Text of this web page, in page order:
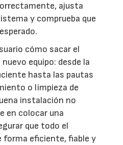
ajusta
y comprueba que
cómo sacar el
equipo: desde la
hasta las pautas
o limpieza de
instalación no
en colocar una
que todo el
forma eficiente, fiable y